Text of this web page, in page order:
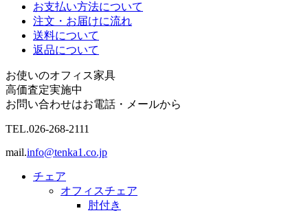
お支払い方法について
注文・お届けに流れ
送料について
返品について
お使いのオフィス家具
高価査定実施中
お問い合わせはお電話・メールから
TEL.026-268-2111
mail.info@tenka1.co.jp
チェア
オフィスチェア
肘付き